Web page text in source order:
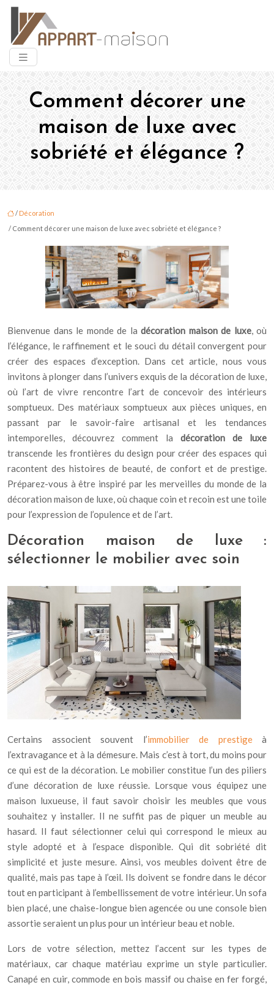
Comment décorer une
maison de luxe avec
sobriété et élégance ?
/ Décoration
/ Comment décorer une maison de luxe avec sobriété et élégance ?
Bienvenue dans le monde de la décoration maison de luxe, où
l’élégance, le raffinement et le souci du détail convergent pour
créer des espaces d’exception. Dans cet article, nous vous
invitons à plonger dans l’univers exquis de la décoration de luxe,
où l’art de vivre rencontre l’art de concevoir des intérieurs
somptueux. Des matériaux somptueux aux pièces uniques, en
passant par le savoir-faire artisanal et les tendances
intemporelles, découvrez comment la décoration de luxe
transcende les frontières du design pour créer des espaces qui
racontent des histoires de beauté, de confort et de prestige.
Préparez-vous à être inspiré par les merveilles du monde de la
décoration maison de luxe, où chaque coin et recoin est une toile
pour l’expression de l’opulence et de l’art.
Décoration maison de luxe :
sélectionner le mobilier avec soin
Certains associent souvent l’immobilier de prestigeà
l’extravagance et à la démesure. Mais c’est à tort, du moins pour
ce qui est de la décoration. Le mobilier constitue l’un des piliers
d’une décoration de luxe réussie. Lorsque vous équipez une
maison luxueuse, il faut savoir choisir les meubles que vous
souhaitez y installer. Il ne suffit pas de piquer un meuble au
hasard. Il faut sélectionner celui qui correspond le mieux au
style adopté et à l’espace disponible. Qui dit sobriété dit
simplicité et juste mesure. Ainsi, vos meubles doivent être de
qualité, mais pas tape à l’œil. Ils doivent se fondre dans le décor
tout en participant à l’embellissement de votre intérieur. Un sofa
bien placé, une chaise-longue bien agencée ou une console bien
assortie seraient un plus pour un intérieur beau et noble.
Lors de votre sélection, mettez l’accent sur les types de
matériaux, car chaque matériau exprime un style particulier.
Canapé en cuir, commode en bois massif ou chaise en fer forgé,